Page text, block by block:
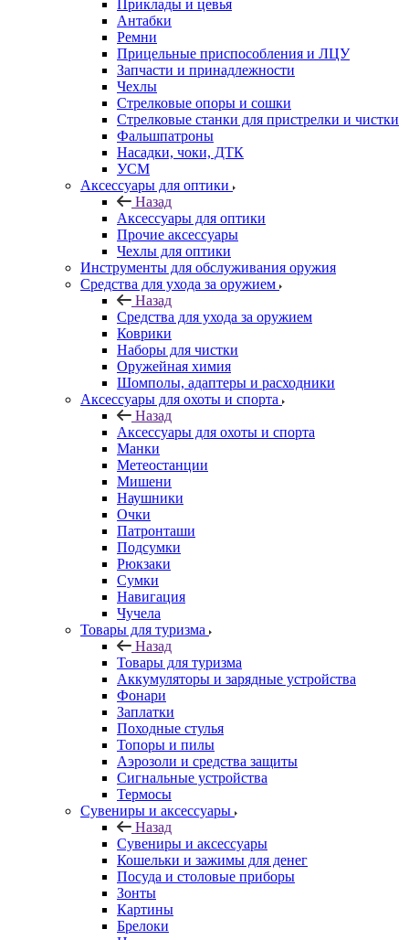
Приклады и цевья
Антабки
Ремни
Прицельные приспособления и ЛЦУ
Запчасти и принадлежности
Чехлы
Стрелковые опоры и сошки
Стрелковые станки для пристрелки и чистки
Фальшпатроны
Насадки, чоки, ДТК
УСМ
Аксессуары для оптики
Назад
Аксессуары для оптики
Прочие аксессуары
Чехлы для оптики
Инструменты для обслуживания оружия
Средства для ухода за оружием
Назад
Средства для ухода за оружием
Коврики
Наборы для чистки
Оружейная химия
Шомполы, адаптеры и расходники
Аксессуары для охоты и спорта
Назад
Аксессуары для охоты и спорта
Манки
Метеостанции
Мишени
Наушники
Очки
Патронташи
Подсумки
Рюкзаки
Сумки
Навигация
Чучела
Товары для туризма
Назад
Товары для туризма
Аккумуляторы и зарядные устройства
Фонари
Заплатки
Походные стулья
Топоры и пилы
Аэрозоли и средства защиты
Сигнальные устройства
Термосы
Сувениры и аксессуары
Назад
Сувениры и аксессуары
Кошельки и зажимы для денег
Посуда и столовые приборы
Зонты
Картины
Брелоки